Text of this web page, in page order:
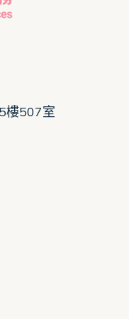
樓507室